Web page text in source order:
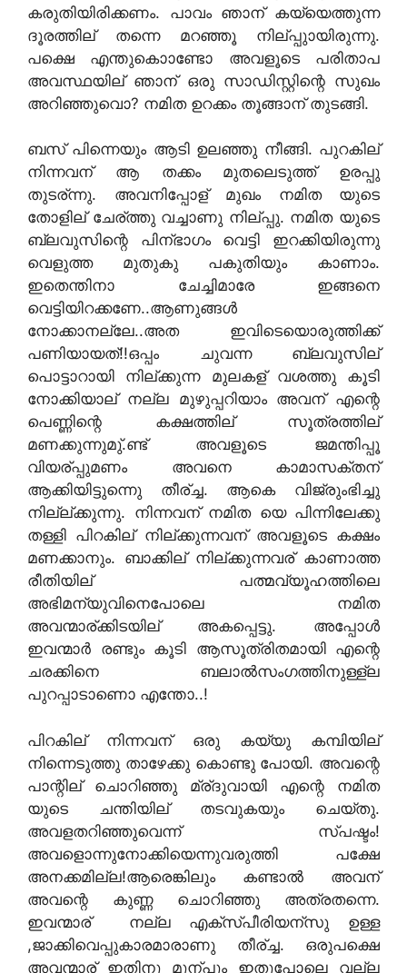
കരുതിയിരിക്കണം. പാവം ഞാന് കയ്യെത്തുന്ന
ദൂരത്തില് തന്നെ മറഞ്ഞൂ നില്പ്പുായിരുന്നു.
പക്ഷെ എന്തുകൊാണ്ടോ അവളൂടെ പരിതാപ
അവസ്ഥയില് ഞാന് ഒരു സാഡിസ്റ്റിന്റെ സുഖം
അറിഞ്ഞുവൊ? നമിത ഉറക്കം തൂങ്ങാന് തുടങ്ങി.
ബസ് പിന്നെയും ആടി ഉലഞ്ഞു നീങ്ങി. പുറകില്
നിന്നവന് ആ തക്കം മുതലെടുത്ത് ഉരപ്പു
തുടര്ന്നു. അവനിപ്പോള് മുഖം നമിത യുടെ
തോളില് ചേര്ത്തു വച്ചാണു നില്പ്പു. നമിത യുടെ
ബ്ലവുസിന്റെ പിന്ഭാഗം വെട്ടി ഇറക്കിയിരുന്നു
വെളുത്ത മുതുകു പകുതിയും കാണാം.
ഇതെന്തിനാ ചേച്ചിമാരേ ഇങ്ങനെ
വെട്ടിയിറക്കണേ..ആണുങ്ങള്‍
നോക്കാനല്ലേ..അത ഇവിടെയൊരുത്തിക്ക്
പണിയായത്!!ഒപ്പം ചുവന്ന ബ്ലവുസില്
പൊട്ടാറായി നില്ക്കുന്ന മുലകള് വശത്തു കൂടി
നോക്കിയാല് നല്ല മുഴുപ്പറിയാം അവന് എന്റെ
പെണ്ണിന്റെ കക്ഷത്തില് സൂത്രത്തില്
മണക്കുന്നുമു്.ണ്ട് അവളൂടെ ജമന്തിപ്പൂ
വിയര്പ്പുമണം അവനെ കാമാസക്തന്
ആക്കിയിട്ടുന്നുെ തീര്ച്ച. ആകെ വിജ്രുംഭിച്ചു
നില്ല്ക്കുന്നു. നിന്നവന് നമിത യെ പിന്നിലേക്കു
തള്ളി പിറകില് നില്ക്കുന്നവന് അവളൂടെ കക്ഷം
മണക്കാനും. ബാക്കില് നില്ക്കുന്നവര് കാണാത്ത
രീതിയില് പത്മവ്യൂഹത്തിലെ
അഭിമന്യുവിനെപോലെ നമിത
അവന്മാര്ക്കിടയില് അകപ്പെട്ടു. അപ്പോള്‍
ഇവന്മാര്‍ രണ്ടും കൂടി ആസൂത്രിതമായി എന്റെ
ചരക്കിനെ ബലാല്‍സംഗത്തിനുള്ള്ല
പുറപ്പാടാണൊ എന്തോ..!
പിറകില് നിന്നവന് ഒരു കയ്യു കമ്പിയില്
നിന്നെടുത്തു താഴേക്കു കൊണ്ടു പോയി. അവന്റെ
പാന്റില് ചൊറിഞ്ഞു മ്ര്ദുവായി എന്റെ നമിത
യുടെ ചന്തിയില് തടവുകയും ചെയ്തു.
അവളതറിഞ്ഞുവെന്ന് സ്പഷ്ടം!
അവളൊന്നുനോക്കിയെന്നുവരുത്തി പക്ഷേ
അനക്കമില്ല!ആരെങ്കിലും കണ്ടാല്‍ അവന്
അവന്റെ കുണ്ണ ചൊറിഞ്ഞു അത്രതന്നെ.
ഇവന്മാര് നല്ല എക്സ്പീരിയന്സു ഉള്ള
,ജാക്കിവെപ്പുകാരമാരാണു തീര്ച്ച. ഒരുപക്ഷെ
അവന്മാര് ഇതിനു മുന്പും ഇതുപോലെ വല്ല